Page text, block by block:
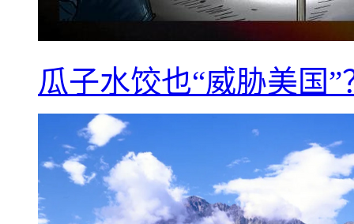
瓜子水饺也“威胁美国”